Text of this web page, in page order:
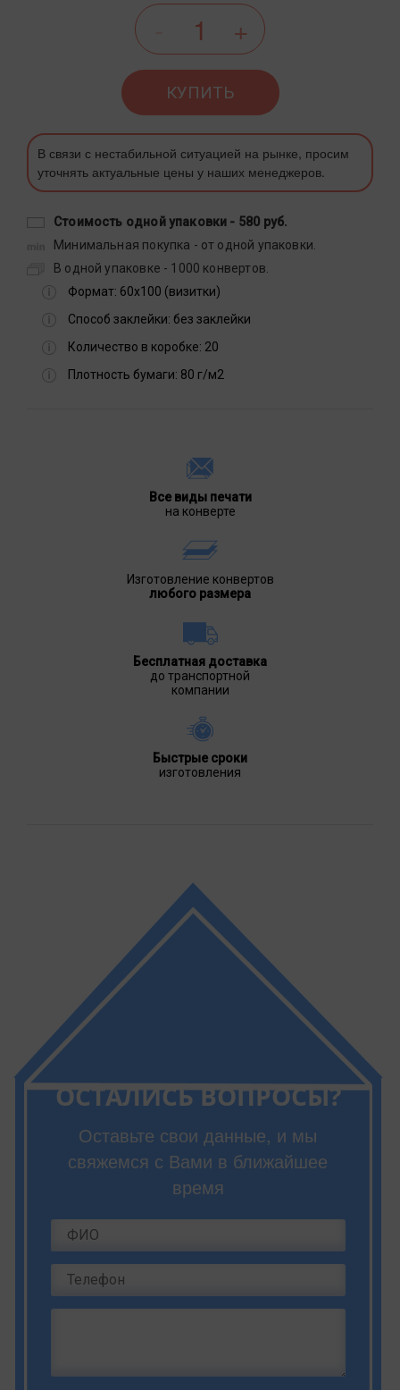
КУПИТЬ
В связи с нестабильной ситуацией на рынке, просим
уточнять актуальные цены у наших менеджеров.
Стоимость одной упаковки - 580 руб.
Минимальная покупка - от одной упаковки.
В одной упаковке - 1000 конвертов.
Формат: 60х100 (визитки)
Способ заклейки: без заклейки
Количество в коробке: 20
Плотность бумаги: 80 г/м2
Все виды печати
на конверте
Изготовление конвертов
любого размера
Бесплатная доставка
до транспортной
компании
Быстрые сроки
изготовления
ОСТАЛИСЬ ВОПРОСЫ?
Оставьте свои данные, и мы
свяжемся с Вами в ближайшее
время